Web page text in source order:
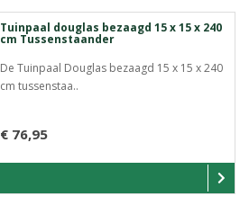
Tuinpaal douglas bezaagd 15 x 15 x 240
cm Tussenstaander
De Tuinpaal Douglas bezaagd 15 x 15 x 240
cm tussenstaa..
€ 76,95